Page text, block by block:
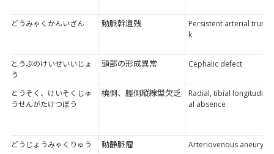
どうみゃくかんいざん 動脈幹遺残
Persistent arterial trun
k
とうぶのけいせいいじょ
う
頭部の形成異常 Cephalic defect
とうそく、けいそくじゅ
うせんがたけつぼう
橈側、脛側縦線型欠乏
Radial, tibial longitudin
al absence
どうじょうみゃくりゅう 動静脈瘤
Arteriovenous aneurys